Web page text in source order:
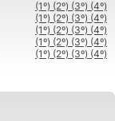
(1º) (2º) (3º) (4º)
(1º) (2º) (3º) (4º)
(1º) (2º) (3º) (4º)
(1º) (2º) (3º) (4º)
(1º) (2º) (3º) (4º)